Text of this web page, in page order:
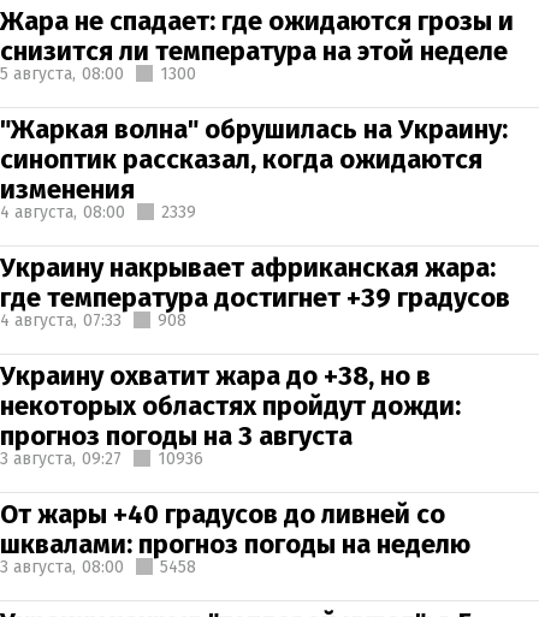
Жара не спадает: где ожидаются грозы и
снизится ли температура на этой неделе
5 августа, 08:00 1300
"Жаркая волна" обрушилась на Украину:
синоптик рассказал, когда ожидаются
изменения
4 августа, 08:00 2339
Украину накрывает африканская жара:
где температура достигнет +39 градусов
4 августа, 07:33 908
Украину охватит жара до +38, но в
некоторых областях пройдут дожди:
прогноз погоды на 3 августа
3 августа, 09:27 10936
От жары +40 градусов до ливней со
шквалами: прогноз погоды на неделю
3 августа, 08:00 5458